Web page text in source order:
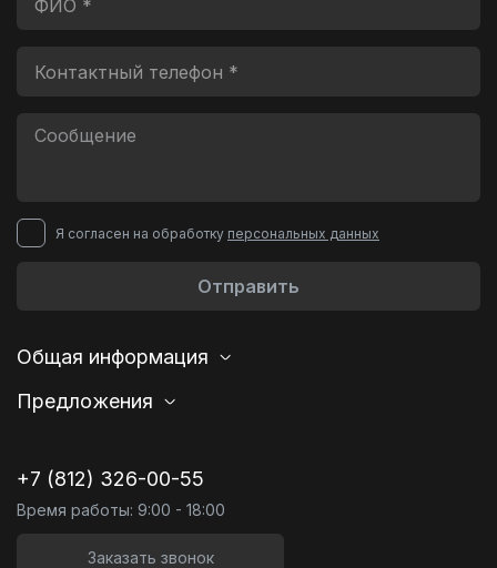
Я согласен на обработку персональных данных
Отправить
Общая информация
Предложения
+7 (812) 326-00-55
Время работы: 9:00 - 18:00
Заказать звонок